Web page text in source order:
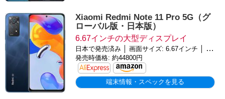
Xiaomi Redmi Note 11 Pro 5G（グ
ローバル版・日本版）
6.67インチの大型ディスプレイ
日本で発売済み │ 画面サイズ: 6.67インチ │ バッテリー: 5000mAh │ OS: Android 13
発売時価格: 約44800円
端末情報・スペックを見る